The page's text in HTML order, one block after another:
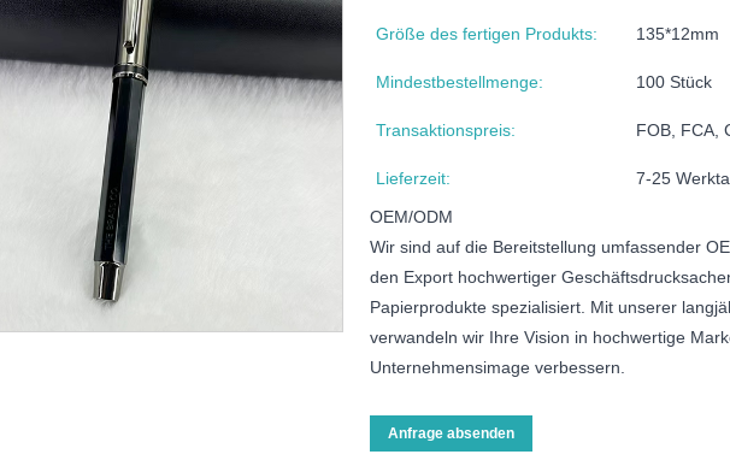
Größe des fertigen Produkts: 135*12mm
Mindestbestellmenge: 100 Stück
Transaktionspreis: FOB, FCA,
Lieferzeit:
7-25
OEM/ODM
Wir sind auf die Bereitstellung umfassender
den Export hochwertiger
Papierprodukte spezialisiert. Mit unserer
verwandeln wir Ihre Vision in hochwertige
Unternehmensimage verbessern.
Anfrage absenden